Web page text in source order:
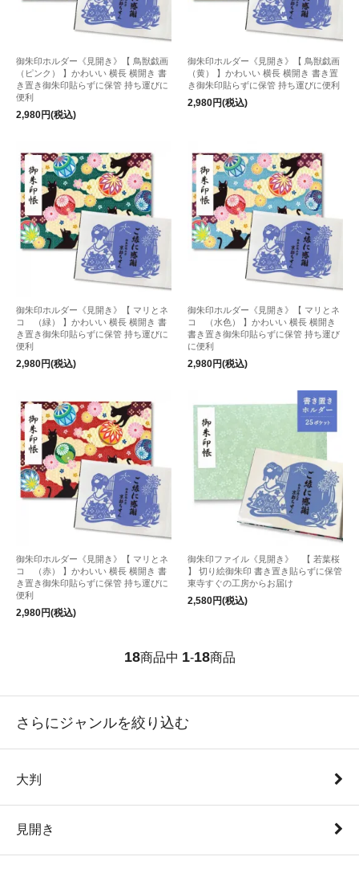
御朱印ホルダー《見開き》【 鳥獣戯画
（ピンク） 】かわいい 横長 横開き 書
き置き御朱印貼らずに保管 持ち運びに
便利
2,980円(税込)
御朱印ホルダー《見開き》【 鳥獣戯画
（黄） 】かわいい 横長 横開き 書き置
き御朱印貼らずに保管 持ち運びに便利
2,980円(税込)
御朱印ホルダー《見開き》【 マリとネ
コ （緑） 】かわいい 横長 横開き 書
き置き御朱印貼らずに保管 持ち運びに
便利
2,980円(税込)
御朱印ホルダー《見開き》【 マリとネ
コ （水色） 】かわいい 横長 横開き
書き置き御朱印貼らずに保管 持ち運び
に便利
2,980円(税込)
御朱印ホルダー《見開き》【 マリとネ
コ （赤） 】かわいい 横長 横開き 書
き置き御朱印貼らずに保管 持ち運びに
便利
2,980円(税込)
御朱印ファイル《見開き》 【 若葉桜
】 切り絵御朱印 書き置き貼らずに保管
東寺すぐの工房からお届け
2,580円(税込)
18商品中 1-18商品
さらにジャンルを絞り込む
大判
見開き